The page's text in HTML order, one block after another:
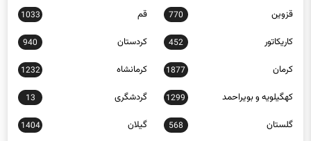
قزوین 770 قم 1033
کاریکاتور 452 کردستان 940
کرمان 1877 کرمانشاه 1232
کهگیلویه و بویراحمد 1299 گردشگری 13
گلستان 568 گیلان 1404